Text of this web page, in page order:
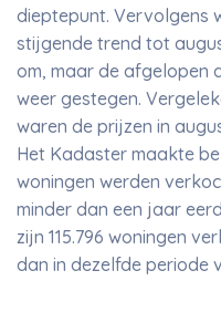
dieptepunt. Vervolgens
stijgende trend tot
om, maar de afgelopen
weer gestegen.
waren de prijzen in
Het Kadaster maakte
woningen werden
minder dan een jaar
zijn 115.796 woningen
dan in dezelfde periode